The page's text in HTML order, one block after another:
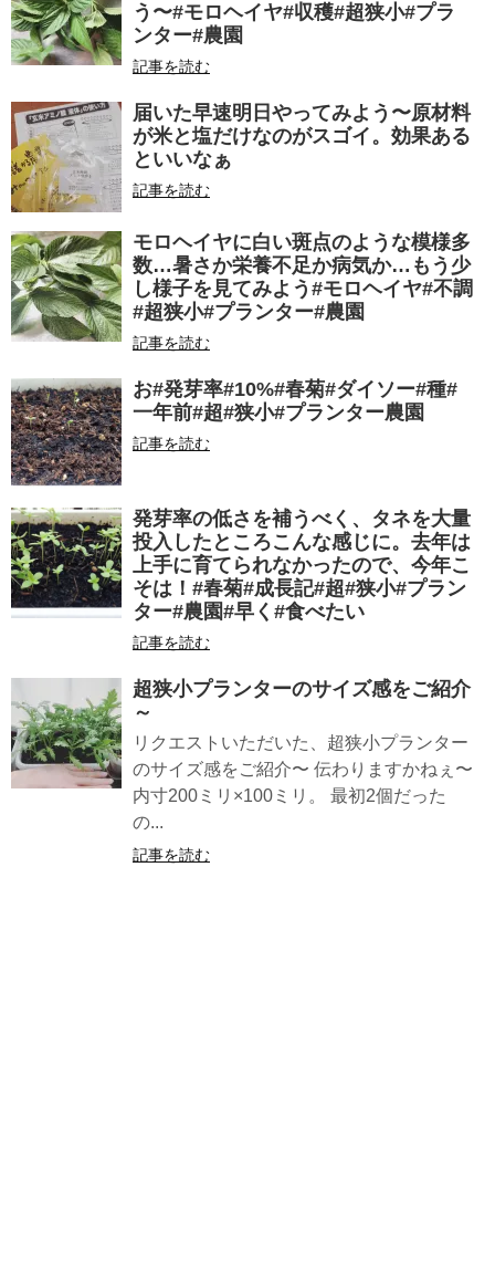
う〜#モロヘイヤ#収穫#超狭小#プラ
ンター#農園
記事を読む
届いた早速明日やってみよう〜原材料
が米と塩だけなのがスゴイ。効果ある
といいなぁ
記事を読む
モロヘイヤに白い斑点のような模様多
数…暑さか栄養不足か病気か…もう少
し様子を見てみよう#モロヘイヤ#不調
#超狭小#プランター#農園
記事を読む
お#発芽率#10%#春菊#ダイソー#種#
一年前#超#狭小#プランター農園
記事を読む
発芽率の低さを補うべく、タネを大量
投入したところこんな感じに。去年は
上手に育てられなかったので、今年こ
そは！#春菊#成長記#超#狭小#プラン
ター#農園#早く#食べたい
記事を読む
超狭小プランターのサイズ感をご紹介
～
リクエストいただいた、超狭小プランター
のサイズ感をご紹介〜 伝わりますかねぇ〜
内寸200ミリ×100ミリ。 最初2個だった
の...
記事を読む